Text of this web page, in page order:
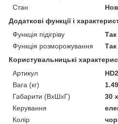
Стан
Додаткові функції і
Функція підігріву
Так
Функція розморожування
Так
Користувальницькі
Артикул
Вага (кг)
Габарити (ВхШхГ)
30
Керування
Колір